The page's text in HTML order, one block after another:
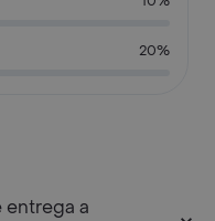
20%
entrega a